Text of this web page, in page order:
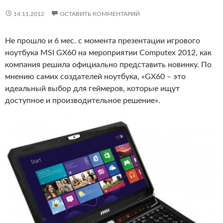
14.11.2012 ОСТАВИТЬ КОММЕНТАРИЙ
Не прошло и 6 мес. с момента презентации игрового
ноутбука MSI GX60 на мероприятии Computex 2012, как
компания решила официально представить новинку. По
мнению самих создателей ноутбука, «GX60 – это
идеальный выбор для геймеров, которые ищут
доступное и производительное решение».